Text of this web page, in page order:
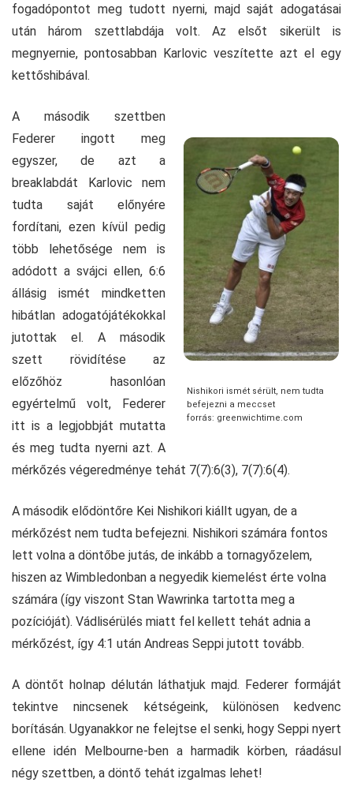
fogadópontot meg tudott nyerni, majd saját adogatásai
után három szettlabdája volt. Az elsőt sikerült is
megnyernie, pontosabban Karlovic veszítette azt el egy
kettőshibával.
Nishikori ismét sérült, nem tudta
befejezni a meccset
forrás: greenwichtime.com
A második szettben
Federer ingott meg
egyszer, de azt a
breaklabdát Karlovic nem
tudta saját előnyére
fordítani, ezen kívül pedig
több lehetősége nem is
adódott a svájci ellen, 6:6
állásig ismét mindketten
hibátlan adogatójátékokkal
jutottak el. A második
szett rövidítése az
előzőhöz hasonlóan
egyértelmű volt, Federer
itt is a legjobbját mutatta
és meg tudta nyerni azt. A
mérkőzés végeredménye tehát 7(7):6(3), 7(7):6(4).
A második elődöntőre Kei Nishikori kiállt ugyan, de a
mérkőzést nem tudta befejezni. Nishikori számára fontos
lett volna a döntőbe jutás, de inkább a tornagyőzelem,
hiszen az Wimbledonban a negyedik kiemelést érte volna
számára (így viszont Stan Wawrinka tartotta meg a
pozícióját). Vádlisérülés miatt fel kellett tehát adnia a
mérkőzést, így 4:1 után Andreas Seppi jutott tovább.
A döntőt holnap délután láthatjuk majd. Federer formáját
tekintve nincsenek kétségeink, különösen kedvenc
borításán. Ugyanakkor ne felejtse el senki, hogy Seppi nyert
ellene idén Melbourne-ben a harmadik körben, ráadásul
négy szettben, a döntő tehát izgalmas lehet!